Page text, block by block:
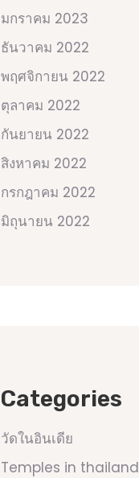
มกราคม 2023
ธันวาคม 2022
พฤศจิกายน 2022
ตุลาคม 2022
กันยายน 2022
สิงหาคม 2022
กรกฎาคม 2022
มิถุนายน 2022
Categories
วัดในอินเดีย
Temples in thailand